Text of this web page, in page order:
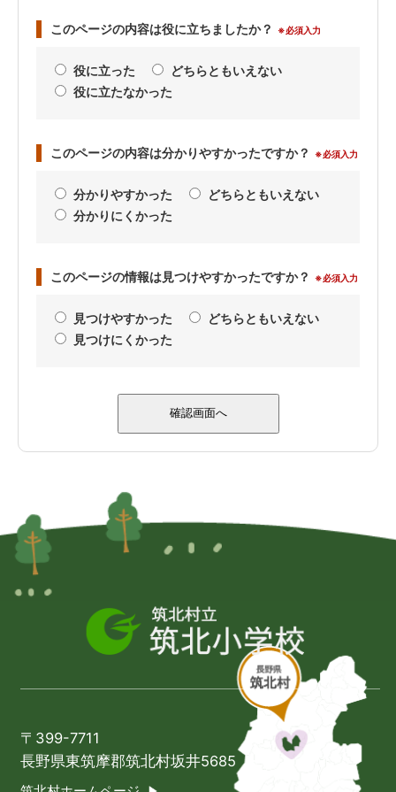
このページの内容は役に立ちましたか？ ※必須入力
役に立った
どちらともいえない
役に立たなかった
このページの内容は分かりやすかったですか？ ※必須入力
分かりやすかった
どちらともいえない
分かりにくかった
このページの情報は見つけやすかったですか？ ※必須入力
見つけやすかった
どちらともいえない
見つけにくかった
〒399-7711
長野県東筑摩郡筑北村坂井5685